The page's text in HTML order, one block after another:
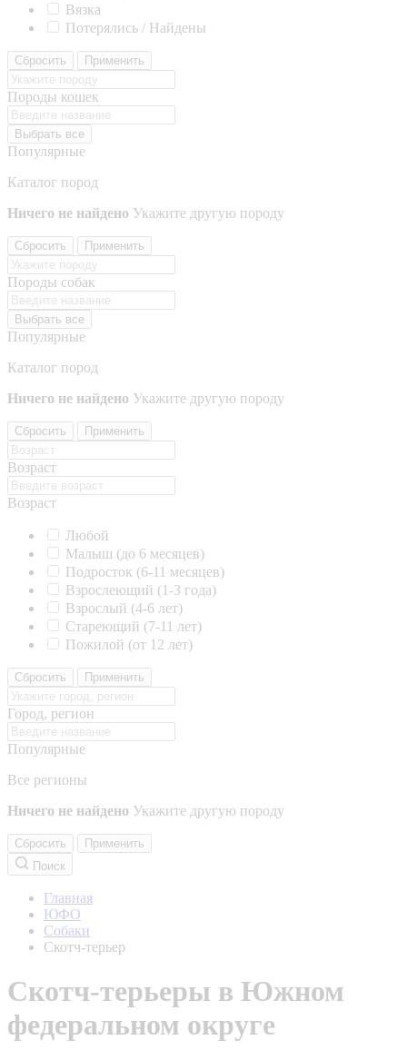
Вязка
Потерялись / Найдены
Сбросить Применить
Породы кошек
Выбрать все
Популярные
Каталог пород
Ничего не найдено Укажите другую породу
Сбросить Применить
Породы собак
Выбрать все
Популярные
Каталог пород
Ничего не найдено Укажите другую породу
Сбросить Применить
Возраст
Возраст
Любой
Малыш (до 6 месяцев)
Подросток (6-11 месяцев)
Взрослеющий (1-3 года)
Взрослый (4-6 лет)
Стареющий (7-11 лет)
Пожилой (от 12 лет)
Сбросить Применить
Город, регион
Популярные
Все регионы
Ничего не найдено Укажите другую породу
Сбросить
Применить
Поиск
Главная
ЮФО
Собаки
Скотч-терьер
Скотч-терьеры в Южном
федеральном округе